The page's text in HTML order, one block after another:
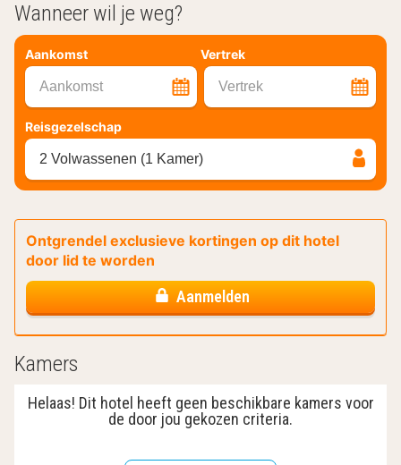
Wanneer wil je weg?
Aankomst Vertrek
Aankomst Vertrek
Reisgezelschap
2 Volwassenen (1 Kamer)
Ontgrendel exclusieve kortingen op dit hotel
door lid te worden
Aanmelden
Kamers
Helaas! Dit hotel heeft geen beschikbare kamers voor
de door jou gekozen criteria.